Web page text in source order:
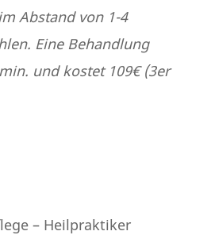
Abstand von 1-4
Eine Behandlung
und kostet 109€ (3er
– Heilpraktiker